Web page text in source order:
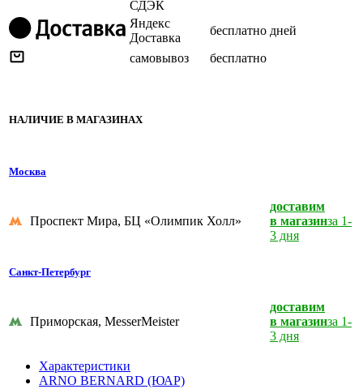
СДЭК
Яндекс
Доставка
бесплатно дней
самовывоз
бесплатно
НАЛИЧИЕ В МАГАЗИНАХ
Москва
Проспект Мира, БЦ «Олимпик Холл»
доставим
в магазинза 1-
3 дня
Санкт-Петербург
Приморская, MesserMeister
доставим
в магазинза 1-
3 дня
Характеристики
ARNO BERNARD (ЮАР)